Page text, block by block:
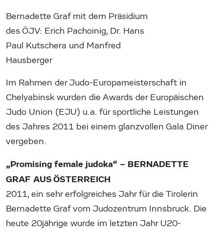
Bernadette Graf mit dem Präsidium
des ÖJV: Erich Pachoinig, Dr. Hans
Paul Kutschera und Manfred
Hausberger
Im Rahmen der Judo-Europameisterschaft in
Chelyabinsk wurden die Awards der Europäischen
Judo Union (EJU) u.a. für sportliche Leistungen
des Jahres 2011 bei einem glanzvollen Gala Diner
vergeben.
„Promising female judoka“ – BERNADETTE
GRAF AUS ÖSTERREICH
2011, ein sehr erfolgreiches Jahr für die Tirolerin
Bernadette Graf vom Judozentrum Innsbruck. Die
heute 20jährige wurde im letzten Jahr U20-